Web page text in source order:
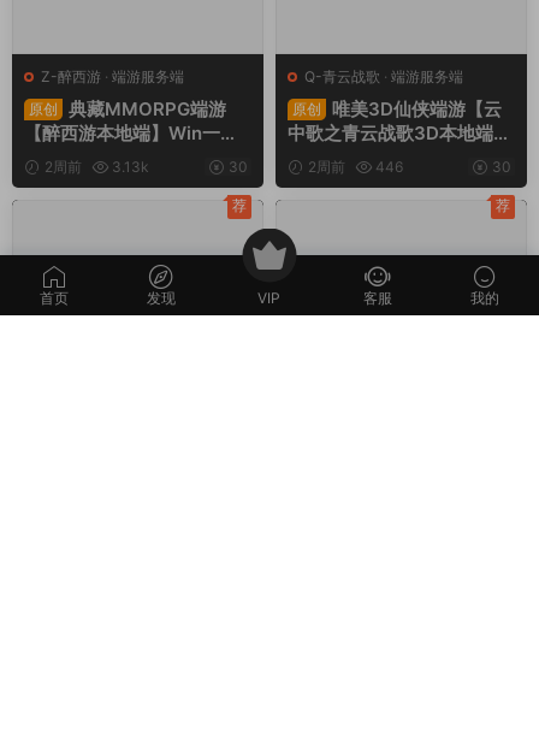
Z-醉西游 · 端游服务端
原创
典藏MMORPG端游
【醉西游本地端】Win一键
服务端+PC客户端+GM后台
+视频架设教程
2周前 3.13k 30
Q-青云战歌 · 端游服务端
原创
唯美3D仙侠端游【云
中歌之青云战歌3D本地端】
Win一键服务端+PC客户端+
GM工具+视频架设教程
2周前 446 30
荐 荐
首页 发现 VIP 客服 我的